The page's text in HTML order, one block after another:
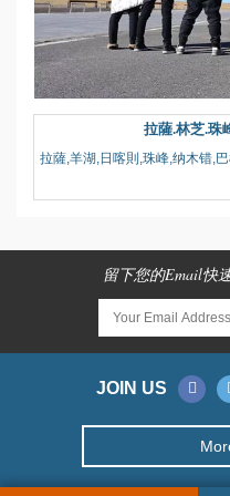
拉薩.林芝.珠
拉薩,羊湖,日喀則,珠峰,纳木错,
留下您的Email快
JOIN US